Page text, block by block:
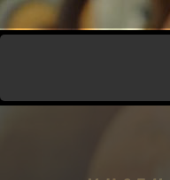
Skip to main content